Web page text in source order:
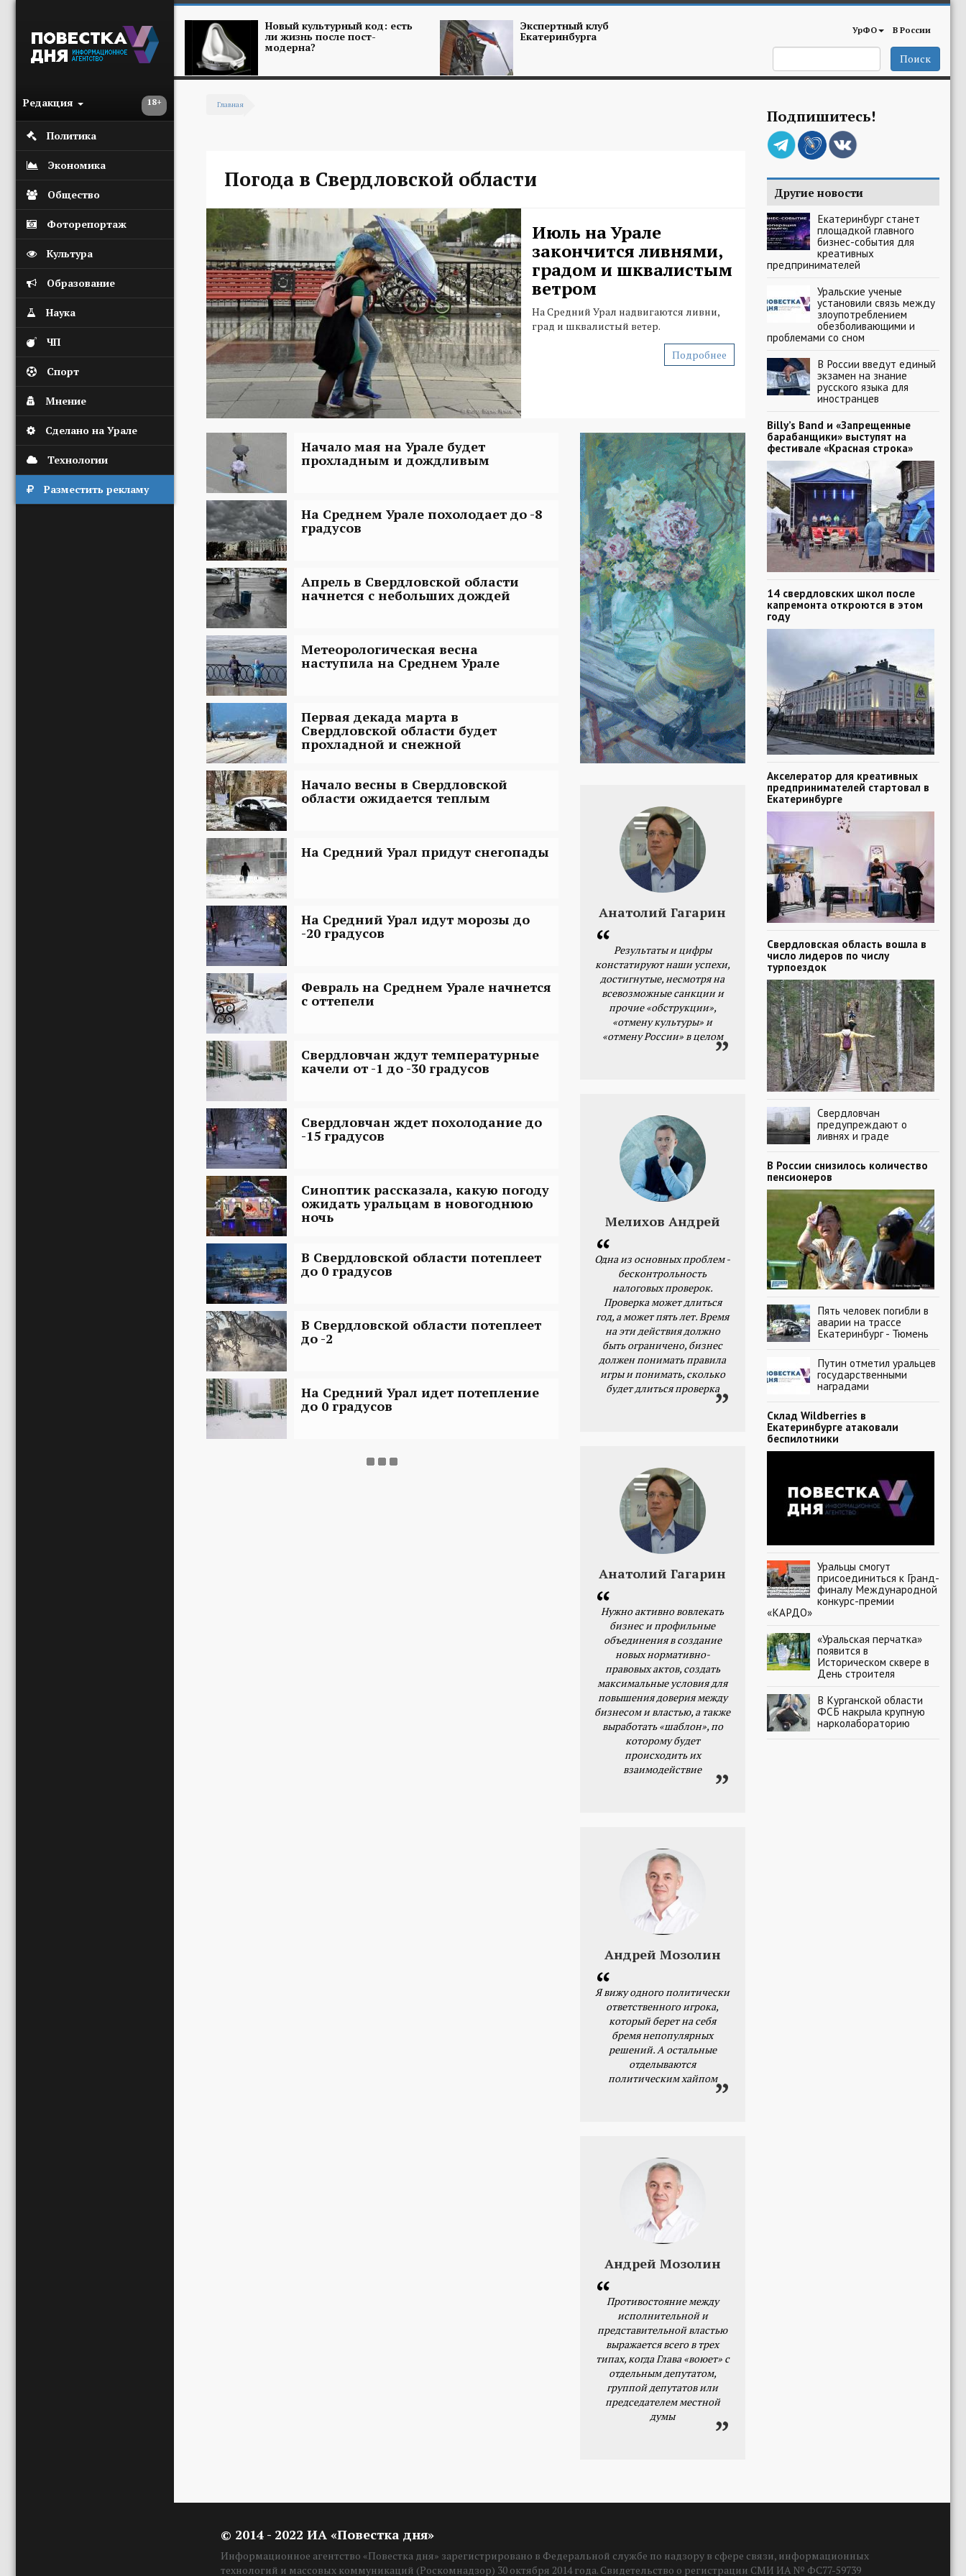
18+
Редакция
Политика
Экономика
Общество
Фоторепортаж
Культура
Образование
Наука
ЧП
Спорт
Мнение
Сделано на Урале
Технологии
Разместить рекламу
Новый культурный код: есть
ли жизнь после пост-
модерна?
Экспертный клуб
Екатеринбурга УрФО В России
Поиск
Главная
Погода в Свердловской области
Июль на Урале
закончится ливнями,
градом и шквалистым
ветром
На Средний Урал надвигаются ливни,
град и шквалистый ветер.
Подробнее
Начало мая на Урале будет
прохладным и дождливым
На Среднем Урале похолодает до -8
градусов
Апрель в Свердловской области
начнется с небольших дождей
Метеорологическая весна
наступила на Среднем Урале
Первая декада марта в
Свердловской области будет
прохладной и снежной
Начало весны в Свердловской
области ожидается теплым
На Средний Урал придут снегопады
На Средний Урал идут морозы до
-20 градусов
Февраль на Среднем Урале начнется
с оттепели
Свердловчан ждут температурные
качели от -1 до -30 градусов
Свердловчан ждет похолодание до
-15 градусов
Синоптик рассказала, какую погоду
ожидать уральцам в новогоднюю
ночь
В Свердловской области потеплеет
до 0 градусов
В Свердловской области потеплеет
до -2
На Средний Урал идет потепление
до 0 градусов
Анатолий Гагарин
Результаты и цифры
констатируют наши успехи,
достигнутые, несмотря на
всевозможные санкции и
прочие «обструкции»,
«отмену культуры» и
«отмену России» в целом
Мелихов Андрей
Одна из основных проблем -
бесконтрольность
налоговых проверок.
Проверка может длиться
год, а может пять лет. Время
на эти действия должно
быть ограничено, бизнес
должен понимать правила
игры и понимать, сколько
будет длиться проверка
Анатолий Гагарин
Нужно активно вовлекать
бизнес и профильные
объединения в создание
новых нормативно-
правовых актов, создать
максимальные условия для
повышения доверия между
бизнесом и властью, а также
выработать «шаблон», по
которому будет
происходить их
взаимодействие
Андрей Мозолин
Я вижу одного политически
ответственного игрока,
который берет на себя
бремя непопулярных
решений. А остальные
отделываются
политическим хайпом
Андрей Мозолин
Противостояние между
исполнительной и
представительной властью
выражается всего в трех
типах, когда Глава «воюет» с
отдельным депутатом,
группой депутатов или
председателем местной
думы
Подпишитесь!
Другие новости
Екатеринбург станет
площадкой главного
бизнес-события для
креативных
предпринимателей
Уральские ученые
установили связь между
злоупотреблением
обезболивающими и
проблемами со сном
В России введут единый
экзамен на знание
русского языка для
иностранцев
Billy’s Band и «Запрещенные
барабанщики» выступят на
фестивале «Красная строка»
14 свердловских школ после
капремонта откроются в этом
году
Акселератор для креативных
предпринимателей стартовал в
Екатеринбурге
Свердловская область вошла в
число лидеров по числу
турпоездок
Свердловчан
предупреждают о
ливнях и граде
В России снизилось количество
пенсионеров
Пять человек погибли в
аварии на трассе
Екатеринбург - Тюмень
Путин отметил уральцев
государственными
наградами
Склад Wildberries в
Екатеринбурге атаковали
беспилотники
Уральцы смогут
присоединиться к Гранд-
финалу Международной
конкурс-премии
«КАРДО»
«Уральская перчатка»
появится в
Историческом сквере в
День строителя
В Курганской области
ФСБ накрыла крупную
нарколабораторию
© 2014 - 2022 ИА «Повестка дня»
Информационное агентство «Повестка дня» зарегистрировано в Федеральной службе по надзору в сфере связи, информационных
технологий и массовых коммуникаций (Роскомнадзор) 30 октября 2014 года. Свидетельство о регистрации СМИ ИА № ФС77-59739